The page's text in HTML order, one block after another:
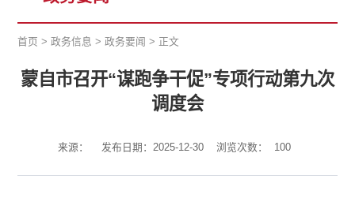
首页 >政务信息 >政务要闻 > 正文
蒙自市召开“谋跑争干促”专项行动第九次
调度会
来源： 发布日期：2025-12-30 浏览次数： 100